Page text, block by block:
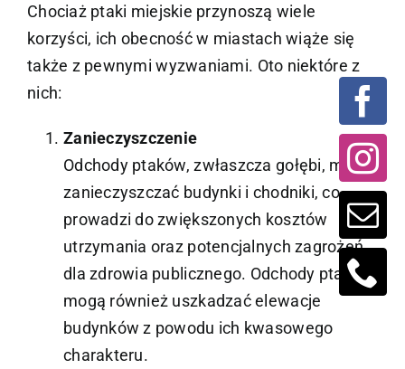
Chociaż ptaki miejskie przynoszą wiele
korzyści, ich obecność w miastach wiąże się
także z pewnymi wyzwaniami. Oto niektóre z
nich:
Zanieczyszczenie
Odchody ptaków, zwłaszcza gołębi, mogą
zanieczyszczać budynki i chodniki, co
prowadzi do zwiększonych kosztów
utrzymania oraz potencjalnych zagrożeń
dla zdrowia publicznego. Odchody ptaków
mogą również uszkadzać elewacje
budynków z powodu ich kwasowego
charakteru.